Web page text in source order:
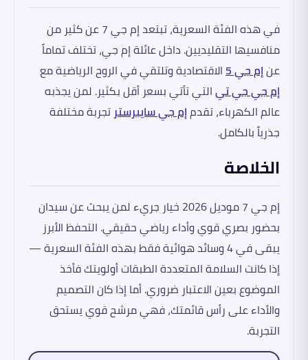
في هذه الفئة السعرية، تبتعد إم جي 7 عن كثير من
منافسيها التقليديين. داخل عائلة إم جي، تختلف تماماً
عنإم جي 5 الاقتصادية وتلتقي في الروح الرياضية مع
إم جي جي تيالتي تأتي بسعر أقل بكثير. لمن يجذبه
عالم الكهرباء، تقدمإم جي سايبرستر تجربة مختلفة
جذرياً بالكامل.
الخلاصة
إم جي 7 موديل 2026 خيار جريء لمن يبحث عن سيدان
بحضور بصري قوي وأداء رياضي حقيقي. التحفظ الأبرز
يبقى في 4 وسائد هوائية فقط بهذه الفئة السعرية —
إذا كانت السلامة المتعددة الطبقات أولويتك فأخذ
الموضوع بعين الاعتبار ضروري. أما إذا كان التصميم
والأداء على رأس قائمتك، فهي مرشح قوي يستحق
التجربة.